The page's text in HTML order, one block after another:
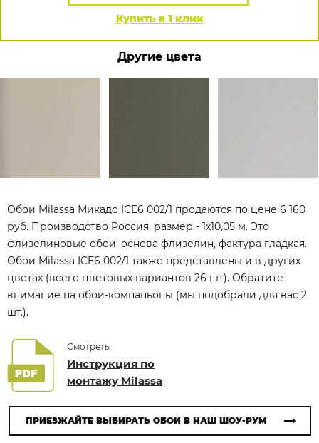
Купить в 1 клик
Другие цвета
Обои Milassa Микадо ICE6 002/1 продаются по цене 6 160
руб. Производство Россия, размер - 1x10,05 м. Это
флизелиновые обои, основа флизелин, фактура гладкая.
Обои Milassa ICE6 002/1 также представлены и в других
цветах (всего цветовых вариантов 26 шт). Обратите
внимание на обои-компаньоны (мы подобрали для вас 2
шт.).
Смотреть
Инструкция по
монтажу Milassa
ПРИЕЗЖАЙТЕ ВЫБИРАТЬ ОБОИ В НАШ ШОУ-РУМ